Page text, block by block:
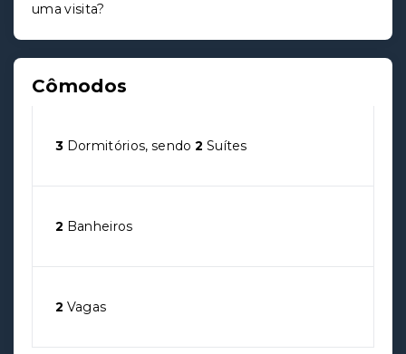
uma visita?
Cômodos
3 Dormitórios, sendo2 Suítes
2 Banheiros
2 Vagas